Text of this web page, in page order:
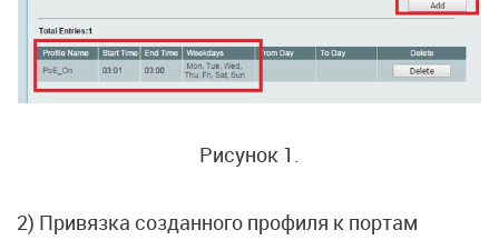
Рисунок 1.
2) Привязка созданного профиля к портам